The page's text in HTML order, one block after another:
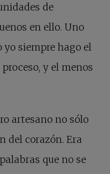
de
en ello. Uno
siempre hago el
y el menos
artesano no sólo
del corazón. Era
que no se